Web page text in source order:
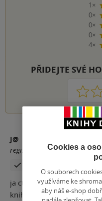
1×
0×
0×
0×
4×
PŘIDEJTE SVÉ
1 2 3
J@
registrovaný uživatel
ja ctu hodne, ctu skoro
knihu kterou jsem vzal do
Cookies a
O souborech
využíváme ke
aby náš e-shop